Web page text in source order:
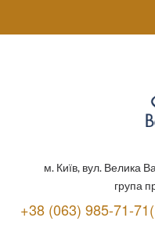
м. Київ, вул. Велика
група
+38 (063) 985-71-